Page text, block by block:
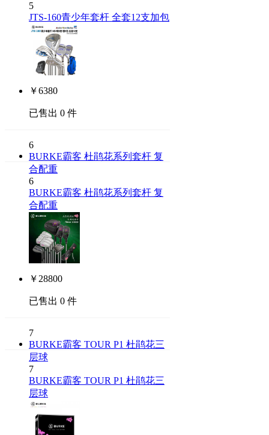
5
JTS-160青少年套杆 全套12支加包
￥6380
已售出 0 件
6
BURKE霸客 杜鹃花系列套杆 复
合配重
6
BURKE霸客 杜鹃花系列套杆 复
合配重
￥ 28800
已售出 0 件
7
BURKE霸客 TOUR P1 杜鹃花三
层球
7
BURKE霸客 TOUR P1 杜鹃花三
层球